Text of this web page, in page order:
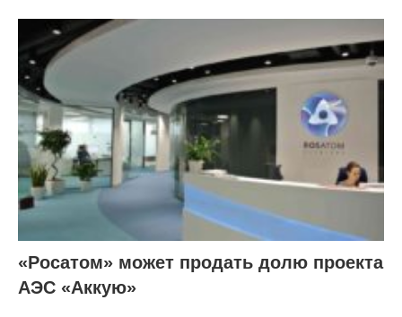
«Росатом» может продать долю проекта
АЭС «Аккую»